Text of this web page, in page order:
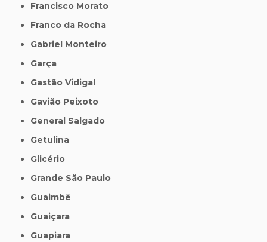
Francisco Morato
Franco da Rocha
Gabriel Monteiro
Garça
Gastão Vidigal
Gavião Peixoto
General Salgado
Getulina
Glicério
Grande São Paulo
Guaimbê
Guaiçara
Guapiara